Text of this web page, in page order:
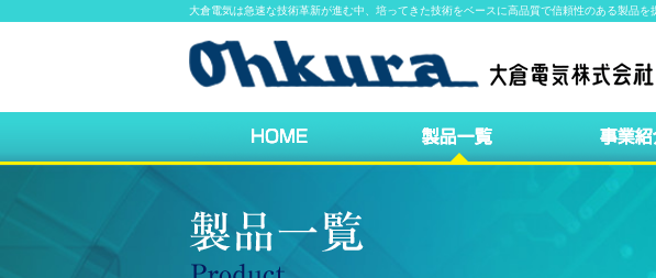
大倉電気は急速な技術革新が進む中、培ってきた技術をベースに高品質で信頼性のある製品を